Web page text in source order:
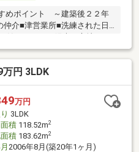
めポイント ～建築後２２年
仲介■津営業所■洗練された日
しの舞台。お気に入りの愛車
。美しく整った周辺環境が、
。徒歩圏内に揃う利便性が、
家族の笑顔と、心地よい未来
上質な暮らしを、ぜひこの街
円 3LDK
万円
3LDK
積118.52m2
積183.62m2
2006年8月(築20年1ヶ月)